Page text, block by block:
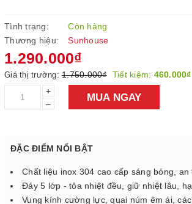
Tình trạng:
Còn hàng
Thương hiệu:
Sunhouse
1.290.000₫
Giá thị trường: 1.750.000₫ Tiết kiệm: 460.000₫
+
–
MUA NGAY
ĐẶC ĐIỂM NỔI BẬT
Chất liệu inox 304 cao cấp sáng bóng, an
Đáy 5 lớp - tỏa nhiệt đều, giữ nhiệt lâu,
Vung kính cường lực, quai núm êm ái,